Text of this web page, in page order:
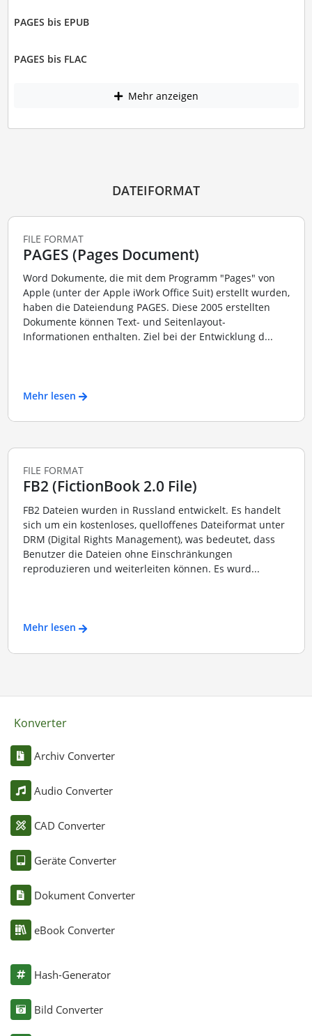
PAGES bis EPUB
PAGES bis FLAC
Mehr anzeigen
DATEIFORMAT
FILE FORMAT
PAGES (Pages Document)
Word Dokumente, die mit dem Programm "Pages" von
Apple (unter der Apple iWork Office Suit) erstellt wurden,
haben die Dateiendung PAGES. Diese 2005 erstellten
Dokumente können Text- und Seitenlayout-
Informationen enthalten. Ziel bei der Entwicklung d...
Mehr lesen
FILE FORMAT
FB2 (FictionBook 2.0 File)
FB2 Dateien wurden in Russland entwickelt. Es handelt
sich um ein kostenloses, quelloffenes Dateiformat unter
DRM (Digital Rights Management), was bedeutet, dass
Benutzer die Dateien ohne Einschränkungen
reproduzieren und weiterleiten können. Es wurd...
Mehr lesen
Konverter
Archiv Converter
Audio Converter
CAD Converter
Geräte Converter
Dokument Converter
eBook Converter
Hash-Generator
Bild Converter